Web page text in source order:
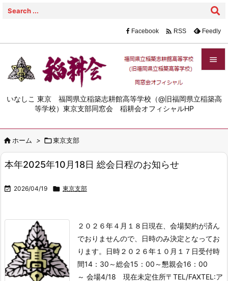
いなしこ 東京 福岡県立稲築志耕館高等学校（@旧福岡県立稲築高
等学校）東京支部同窓会 稲耕会オフィシャルHP


Facebook  RSS Feedly
ホーム > 東京支部
本年2025年10月18日 総会日程のお知らせ
 2026/04/19  東京支部
２０２６年４月１８日現在、会場契約が済ん
でおりませんので、日時のみ決定となってお
ります。
日時２０２６年１０月１７日受付時
間14：30～総会15：00～懇親会16：00
～ 会場4/18 現在未定住所〒TEL/FAXTEL:ア